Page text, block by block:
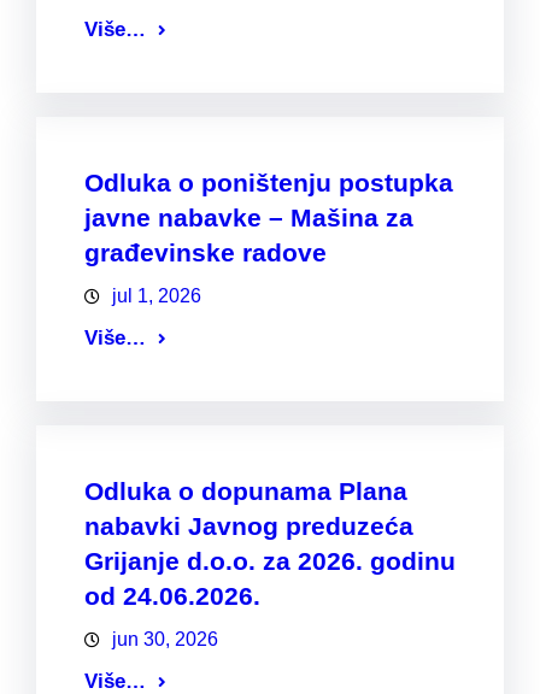
Više…
Odluka o poništenju postupka
javne nabavke – Mašina za
građevinske radove
jul 1, 2026
Više…
Odluka o dopunama Plana
nabavki Javnog preduzeća
Grijanje d.o.o. za 2026. godinu
od 24.06.2026.
jun 30, 2026
Više…